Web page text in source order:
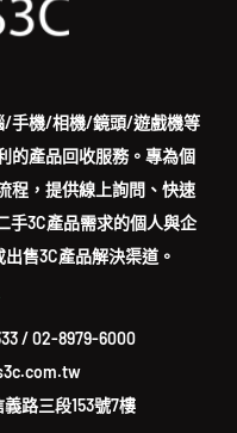
/手機/相機/鏡頭/遊戲機等
的產品回收服務。專為個
程，提供線上詢問、快速
手3C產品需求的個人與企
售3C產品解決渠道。
/02-8979-6000
路三段153號7樓